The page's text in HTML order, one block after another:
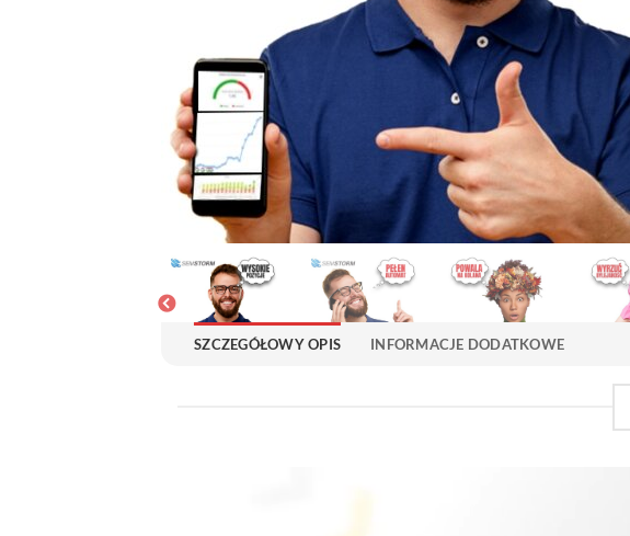
SZCZEGÓŁOWY OPIS INFORMACJE DODATKOWE